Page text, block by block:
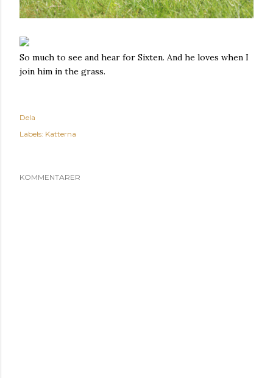
So much to see and hear for Sixten. And he loves when I
join him in the grass.
Dela
Labels: Katterna
KOMMENTARER